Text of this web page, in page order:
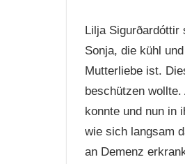
Lilja Sigurðardóttir
Sonja, die kühl
Mutterliebe ist.
beschützen
konnte und nun in
wie sich langsam
an Demenz